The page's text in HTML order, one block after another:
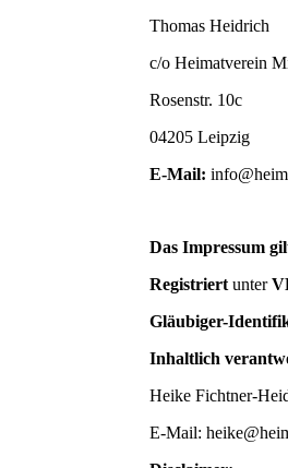
Thomas Heidrich
c/o Heimatverein
Rosenstr. 10c
04205 Leipzig
E-Mail:
Das Impressum
Registriert unter
Gläubiger-
Inhaltlich
Heike Fichtner-
E-Mail: